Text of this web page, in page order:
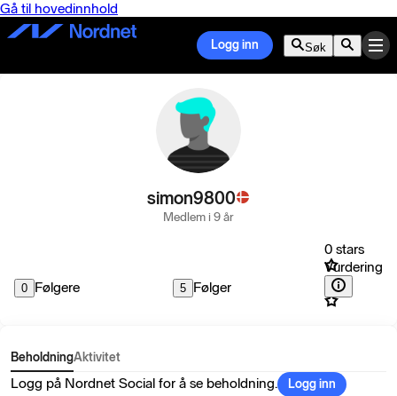
Gå til hovedinnhold
Logg inn Søk
simon9800
Medlem i 9 år
0 Følgere 5 Følger
0 stars
Vurdering
BeholdningAktivitet
Logg på Nordnet Social for å se beholdning. Logg inn